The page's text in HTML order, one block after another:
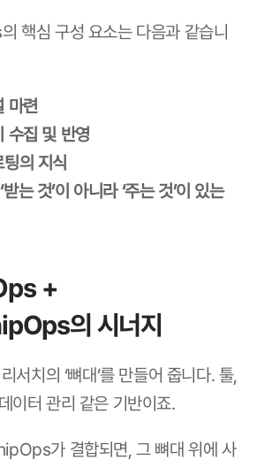
핵심 구성 요소는 다음과 같습니
마련
수집 및 반영
의 지식
는 것’이 아니라 ‘주는 것’이 있는
+
의 시너지
치의 ‘뼈대’를 만들어 줍니다. 툴,
이터 관리 같은 기반이죠.
가 결합되면, 그 뼈대 위에 사